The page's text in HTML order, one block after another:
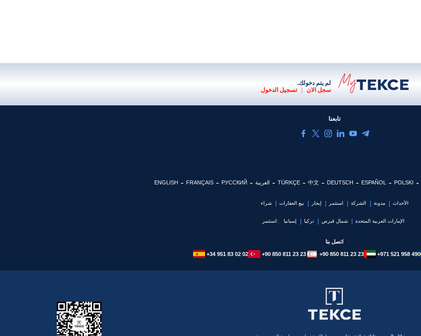
لم يتم دخولك.
سجل الان
| تسجيل الدخول
تابعنا
ENGLISH FRANÇAIS РУССКИЙ العربية TÜRKÇE 中文 DEUTSCH ESPAÑOL POLSKI
شراء بيع العقارات إيجار استثمر الشركة مدونة الأحداث
استثمر: إسبانيا تركيا شمال قبرص الإمارات العربية المتحدة
اتصل بنا
+34 951 83 02 02 +90 850 811 23 23 +90 850 811 23 23 +971 521 958 490